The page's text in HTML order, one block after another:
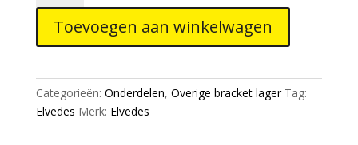
lagerkap
Shimano
press
(2x)
aantal
Toevoegen aan winkelwagen
Categorieën: Onderdelen, Overige bracket lager Tag:
Elvedes Merk: Elvedes